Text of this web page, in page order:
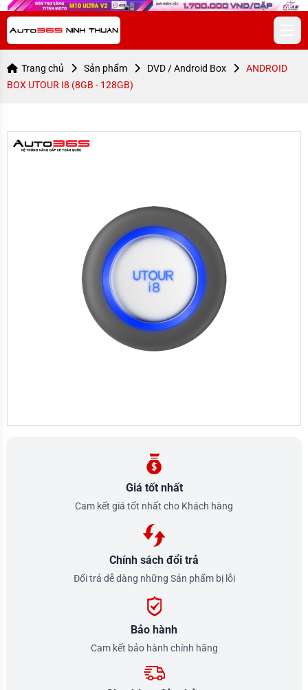
Trang chủ Sản phẩm DVD / Android Box
ANDROID
BOX UTOUR I8 (8GB - 128GB)
Giá tốt nhất
Cam kết giá tốt nhất cho Khách hàng
Chính sách đổi trả
Đổi trả dễ dàng những Sản phẩm bị lỗi
Bảo hành
Cam kết bảo hành chính hãng